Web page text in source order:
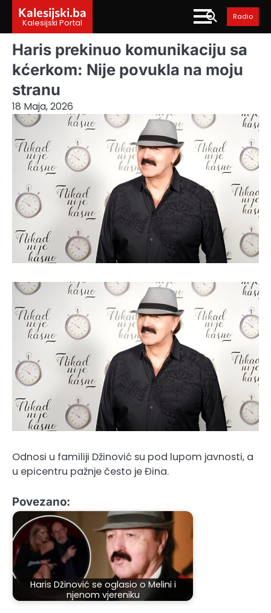
content
Kalesijski.ba
Kalesijski Portal
Radio
Haris prekinuo komunikaciju sa
kćerkom: Nije povukla na moju
stranu
18 Maja, 2026
Odnosi u familiji Džinović su pod lupom javnosti, a
u epicentru pažnje često je Đina.
Povezano:
Haris Džinović se oglasio o Melini i
njenom vjereniku